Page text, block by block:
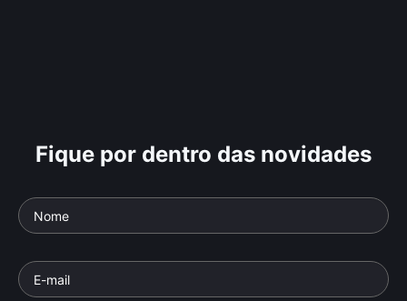
Fique por dentro das novidades